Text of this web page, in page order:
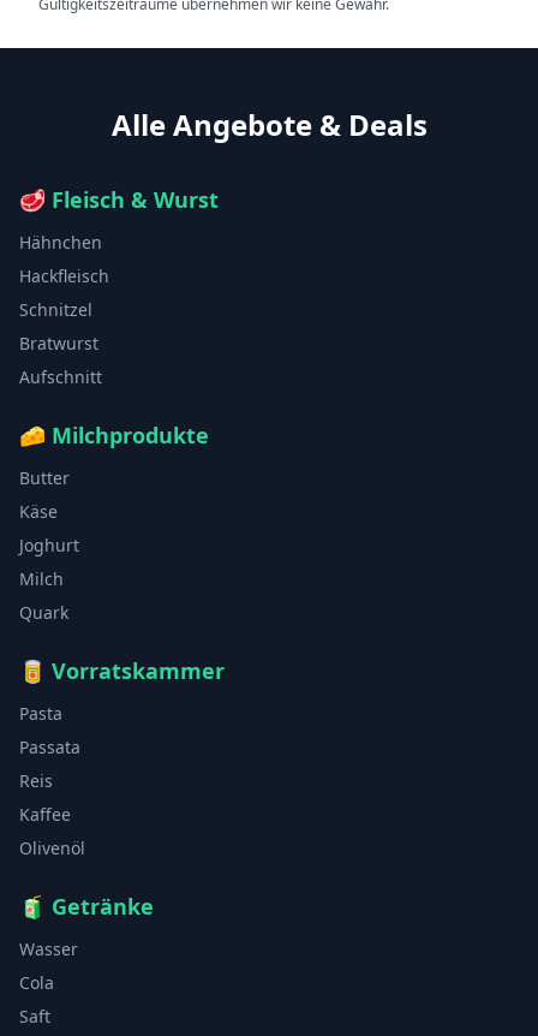
Gültigkeitszeiträume übernehmen wir keine Gewähr.
Alle Angebote & Deals
🥩 Fleisch & Wurst
Hähnchen
Hackfleisch
Schnitzel
Bratwurst
Aufschnitt
🧀 Milchprodukte
Butter
Käse
Joghurt
Milch
Quark
🥫 Vorratskammer
Pasta
Passata
Reis
Kaffee
Olivenöl
🧃 Getränke
Wasser
Cola
Saft